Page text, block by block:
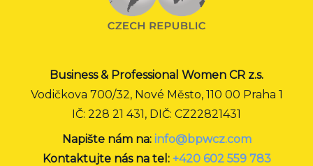
Business & Professional Women CR z.s.
Vodičkova 700/32, Nové Město, 110 00 Praha 1
IČ: 228 21 431, DIČ: CZ22821431
Napište nám na: info@bpwcz.com
Kontaktujte nás na tel: +420 602 559 783